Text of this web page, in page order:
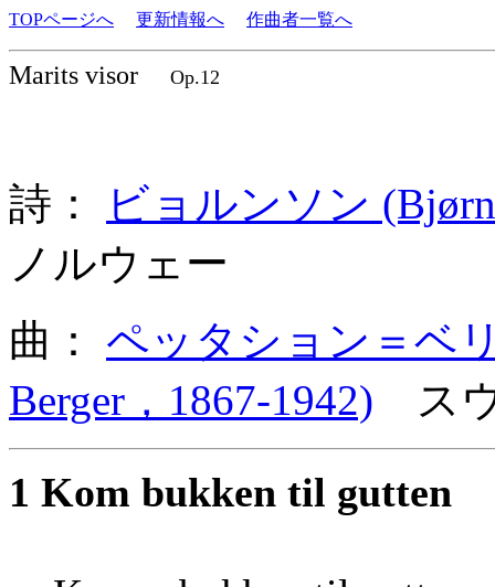
TOPページへ 更新情報へ 作曲者一覧へ
Marits visor Op.12
詩：
ビョルンソン
ノルウェー
曲： ペッタション＝ベ
Berger，1867-1942) ス
1 Kom bukken til gutten